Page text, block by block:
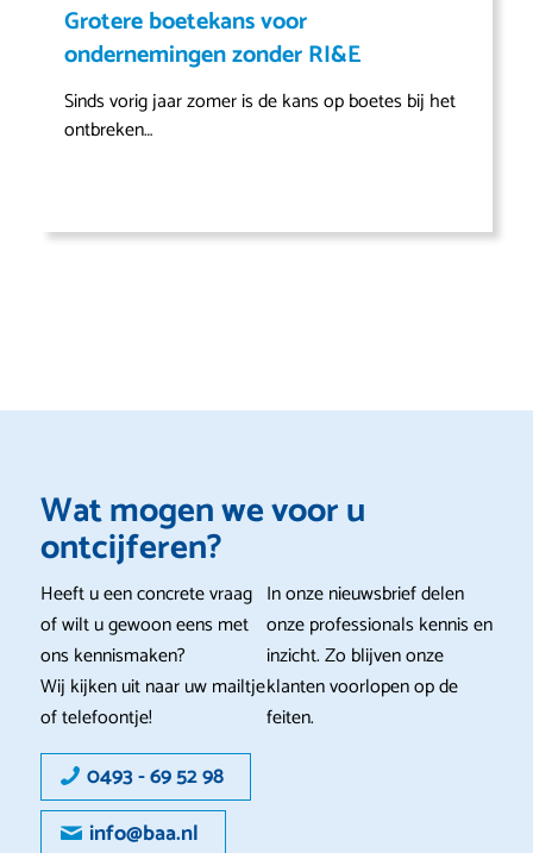
Grotere boetekans voor
ondernemingen zonder RI&E
Sinds vorig jaar zomer is de kans op boetes bij het
ontbreken…
Wat mogen we voor u
ontcijferen?
Heeft u een concrete vraag
of wilt u gewoon eens met
ons kennismaken?
Wij kijken uit naar uw mailtje
of telefoontje!
In onze nieuwsbrief delen
onze professionals kennis en
inzicht. Zo blijven onze
klanten voorlopen op de
feiten.
0493 - 69 52 98
info@baa.nl